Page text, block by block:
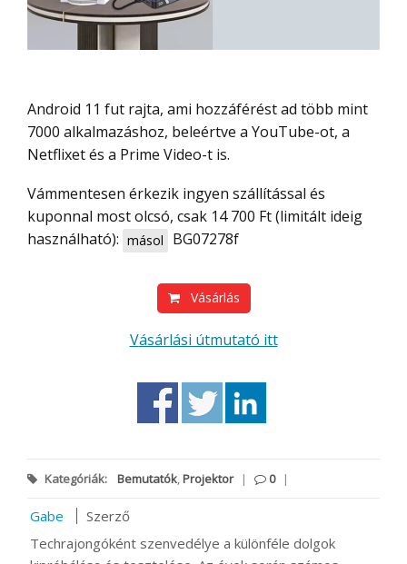
Android 11 fut rajta, ami hozzáférést ad több mint
7000 alkalmazáshoz, beleértve a YouTube-ot, a
Netflixet és a Prime Video-t is.
Vámmentesen érkezik ingyen szállítással és
kuponnal most olcsó, csak 14 700 Ft (limitált ideig
használható): másol BG07278f
Vásárlás
Vásárlási útmutató itt
Kategóriák: Bemutatók,Projektor | 0 |
Gabe
Szerző
Techrajongóként szenvedélye a különféle dolgok